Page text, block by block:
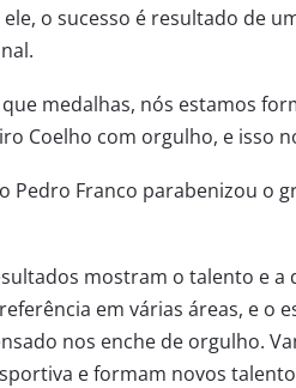
ele, o sucesso é resultado de
que medalhas, nós estamos
Coelho com orgulho, e isso
Pedro Franco parabenizou o
mostram o talento e
em várias áreas, e o
nos enche de orgulho.
e formam novos